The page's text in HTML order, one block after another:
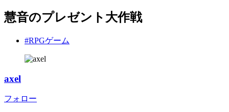
慧音のプレゼント大作戦
#RPGゲーム
axel
フォロー